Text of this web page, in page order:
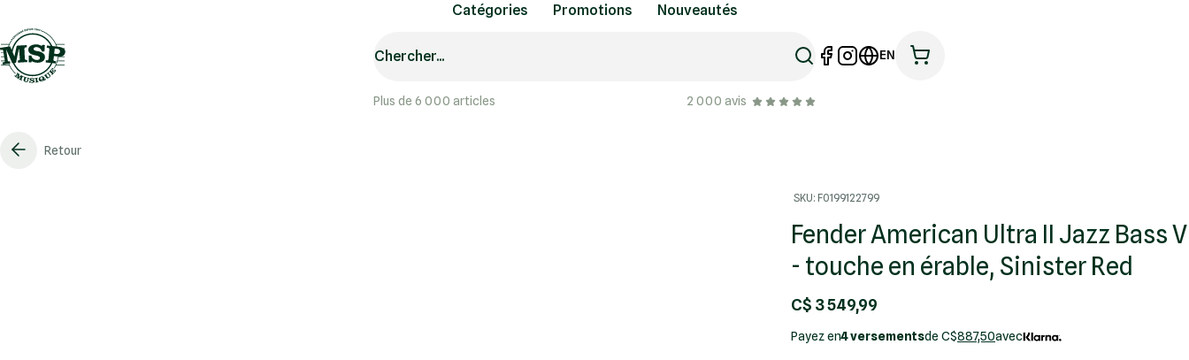
Catégories Promotions Nouveautés
Chercher...
Plus de 6 000 articles 2 000 avis
EN
Retour
SKU: F0199122799
Fender American Ultra II Jazz Bass V
- touche en érable, Sinister Red
C$ 3 549,99
Payez en4 versementsde C$887,50avec